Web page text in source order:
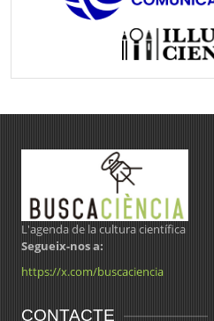
L'agenda de la cultura científica
Segueix-nos a:
https://x.com/buscaciencia
CONTACTE